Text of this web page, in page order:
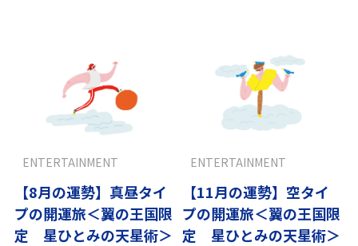
【8月の運勢】真昼タイ
プの開運旅＜翼の王国限
定 星ひとみの天星術＞
ENTERTAINMENT
【11月の運勢】空タイ
プの開運旅＜翼の王国限
定 星ひとみの天星術＞
ENTERTAINMENT